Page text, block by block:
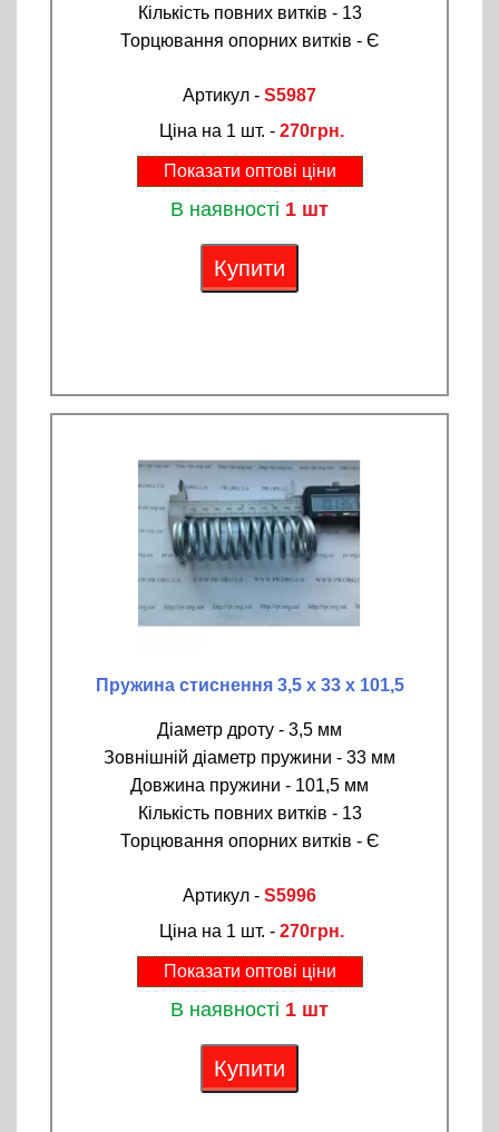
Кількість повних витків - 13
Торцювання опорних витків - Є
Артикул - S5987
Ціна на 1 шт. - 270грн.
Показати оптові ціни
В наявності 1 шт
Купити
Пружина стиснення 3,5 х 33 х 101,5
Діаметр дроту - 3,5 мм
Зовнішній діаметр пружини - 33 мм
Довжина пружини - 101,5 мм
Кількість повних витків - 13
Торцювання опорних витків - Є
Артикул - S5996
Ціна на 1 шт. - 270грн.
Показати оптові ціни
В наявності 1 шт
Купити